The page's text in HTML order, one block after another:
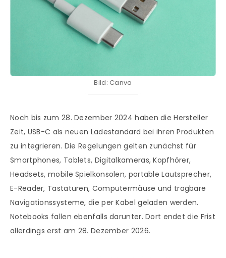
Bild: Canva
Noch bis zum 28. Dezember 2024 haben die Hersteller
Zeit, USB-C als neuen Ladestandard bei ihren Produkten
zu integrieren. Die Regelungen gelten zunächst für
Smartphones, Tablets, Digitalkameras, Kopfhörer,
Headsets, mobile Spielkonsolen, portable Lautsprecher,
E-Reader, Tastaturen, Computermäuse und tragbare
Navigationssysteme, die per Kabel geladen werden.
Notebooks fallen ebenfalls darunter. Dort endet die Frist
allerdings erst am 28. Dezember 2026.